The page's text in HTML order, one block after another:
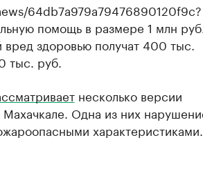
64db7a979a79476890120f9c?
помощь в размере 1 млн
здоровью получат 400 тыс.
тыс. руб.
несколько версии
Одна из них
характеристиками.